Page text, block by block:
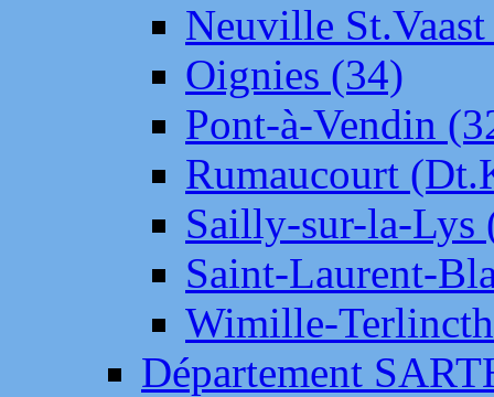
Neuville
Oignies (34)
Pont-à-Vendin
Rumaucourt
Sailly-sur-la-Lys
Saint-Laurent-
Wimille-
Département